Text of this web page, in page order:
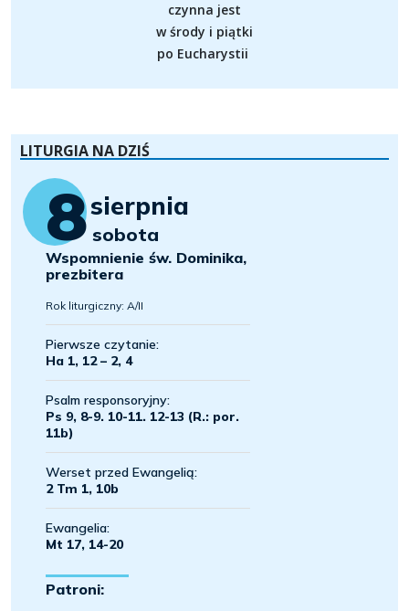
czynna jest
w środy i piątki
po Eucharystii
LITURGIA NA DZIŚ